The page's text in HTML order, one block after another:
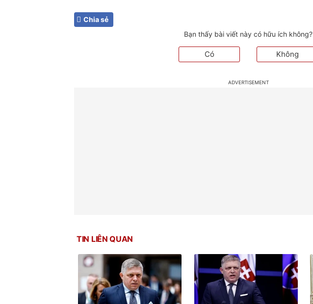
Chia sẻ
Bạn thấy bài viết này có hữu ích không?
Có Không
TIN LIÊN QUAN